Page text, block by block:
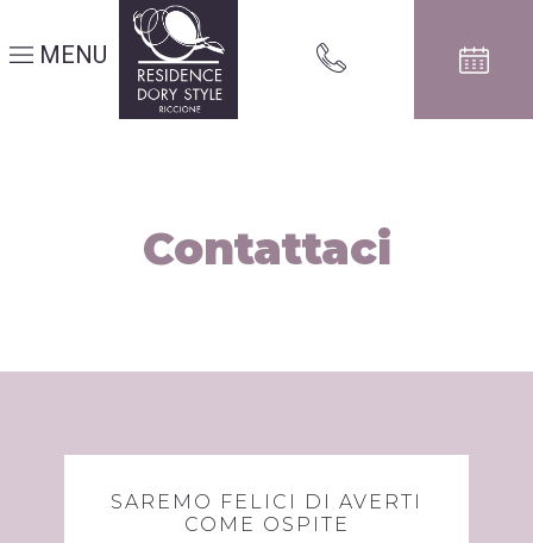
MENU
Contattaci
SAREMO FELICI DI AVERTI
COME OSPITE